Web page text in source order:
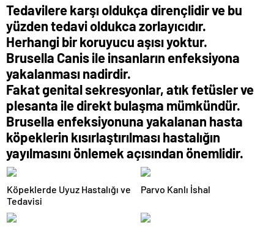
Tedavilere karşı oldukça dirençlidir ve bu
yüzden tedavi oldukca zorlayıcıdır.
Herhangi bir koruyucu aşısı yoktur.
Brusella Canis ile insanların enfeksiyona
yakalanması nadirdir.
Fakat genital sekresyonlar, atık fetüsler ve
plesanta ile direkt bulaşma mümkündür.
Brusella enfeksiyonuna yakalanan hasta
köpeklerin kısırlaştırılması hastalığın
yayılmasını önlemek açısından önemlidir.
Köpeklerde Uyuz Hastalığı ve
Tedavisi
Parvo Kanlı İshal